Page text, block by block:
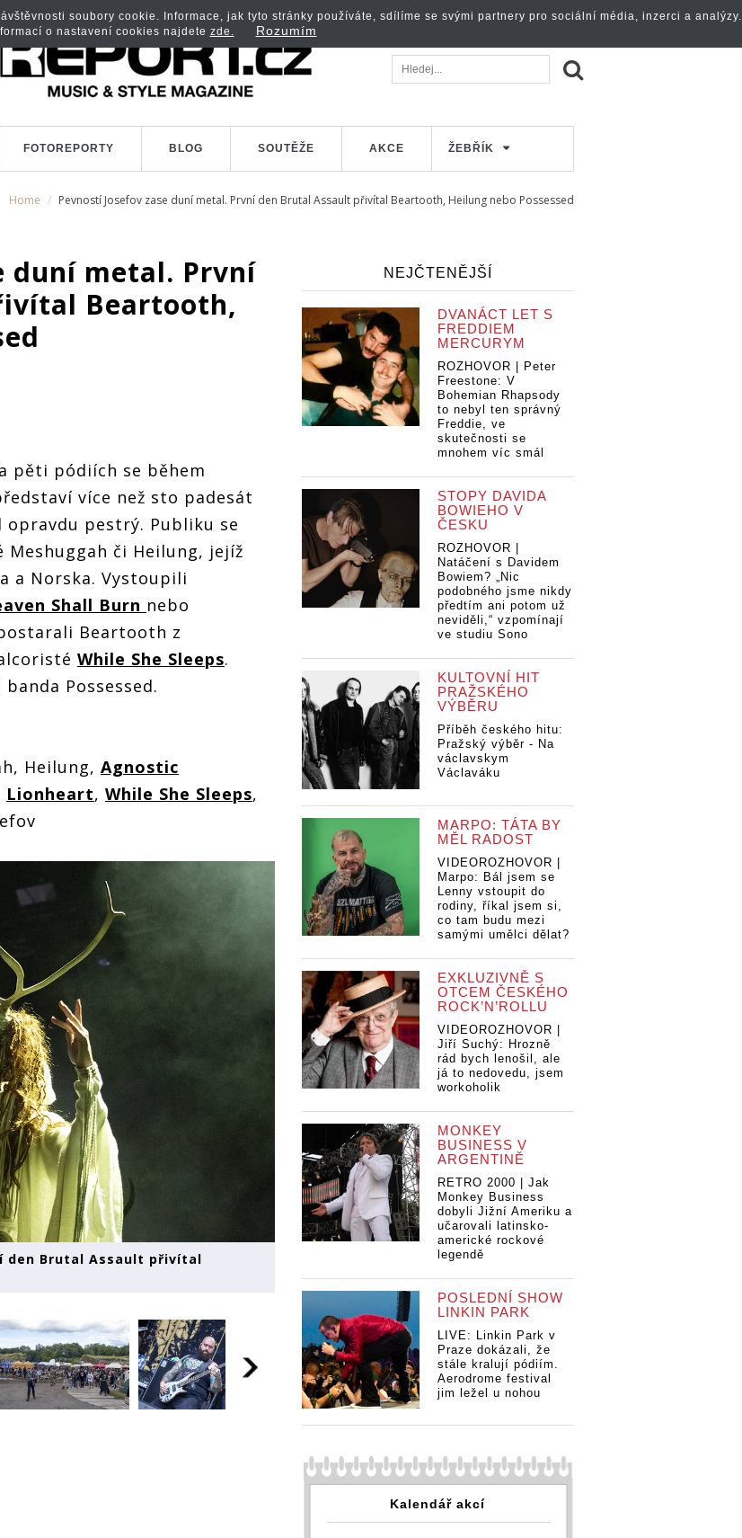
FOTOREPORTY BLOG SOUTĚŽE AKCE ŽEBŘÍK
Home Pevností Josefov zase duní metal. První den Brutal Assault přivítal Beartooth, Heilung nebo Possessed
duní metal. První
Beartooth,
pěti pódiích se během
více než sto padesát
pestrý. Publiku se
či Heilung, jejíž
a Norska. Vystoupili
Shall Burn nebo
Beartooth z
While She Sleeps.
Possessed.
Heilung, Agnostic
Lionheart, While She Sleeps,
den Brutal Assault přivítal
NEJČTENĚJŠÍ
DVANÁCT LET S
FREDDIEM
MERCURYM
ROZHOVOR | Peter
Freestone: V
Bohemian Rhapsody
to nebyl ten správný
Freddie, ve
skutečnosti se
mnohem víc smál
STOPY DAVIDA
BOWIEHO V
ČESKU
ROZHOVOR |
Natáčení s Davidem
Bowiem? „Nic
podobného jsme nikdy
předtím ani potom už
neviděli,“ vzpomínají
ve studiu Sono
KULTOVNÍ HIT
PRAŽSKÉHO
VÝBĚRU
Příběh českého hitu:
Pražský výběr - Na
václavskym
Václaváku
MARPO: TÁTA BY
MĚL RADOST
VIDEOROZHOVOR |
Marpo: Bál jsem se
Lenny vstoupit do
rodiny, říkal jsem si,
co tam budu mezi
samými umělci dělat?
EXKLUZIVNĚ S
OTCEM ČESKÉHO
ROCK’N’ROLLU
VIDEOROZHOVOR |
Jiří Suchý: Hrozně
rád bych lenošil, ale
já to nedovedu, jsem
workoholik
MONKEY
BUSINESS V
ARGENTINĚ
RETRO 2000 | Jak
Monkey Business
dobyli Jižní Ameriku a
učarovali latinsko-
americké rockové
legendě
POSLEDNÍ SHOW
LINKIN PARK
LIVE: Linkin Park v
Praze dokázali, že
stále kralují pódiím.
Aerodrome festival
jim ležel u nohou
Kalendář akcí
soubory cookie. Informace, jak tyto stránky používáte, sdílíme se svými partnery pro sociální média, inzerci a analýzy.
o nastavení cookies najdete zde. Rozumím